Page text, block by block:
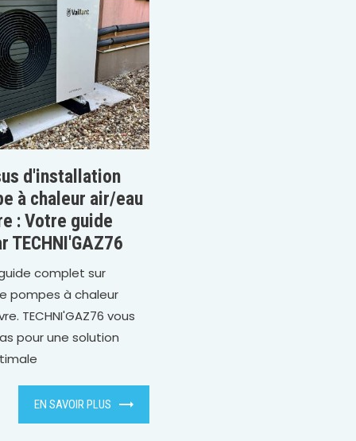
d'installation
à chaleur air/eau
: Votre guide
TECHNI'GAZ76
complet sur
pompes à chaleur
TECHNI'GAZ76 vous
pour une solution
EN SAVOIR PLUS